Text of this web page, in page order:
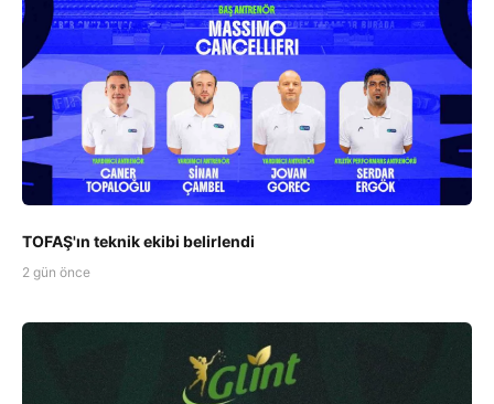
TOFAŞ'ın teknik ekibi belirlendi
2 gün önce